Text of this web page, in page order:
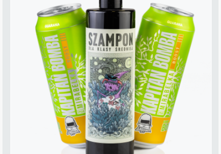
multiple
variants.
The
options
may
be
chosen
on
the
product
page